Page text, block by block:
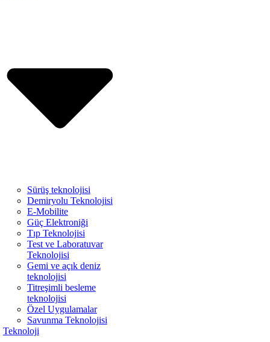
Sürüş teknolojisi
Demiryolu Teknolojisi
E-Mobilite
Güç Elektroniği
Tıp Teknolojisi
Test ve Laboratuvar
Teknolojisi
Gemi ve açık deniz
teknolojisi
Titreşimli besleme
teknolojisi
Özel Uygulamalar
Savunma Teknolojisi
Teknoloji